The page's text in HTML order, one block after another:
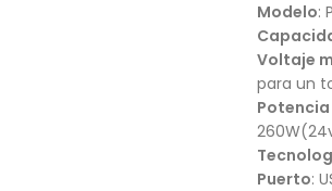
Modelo:
Voltaje
para un
Puerto: